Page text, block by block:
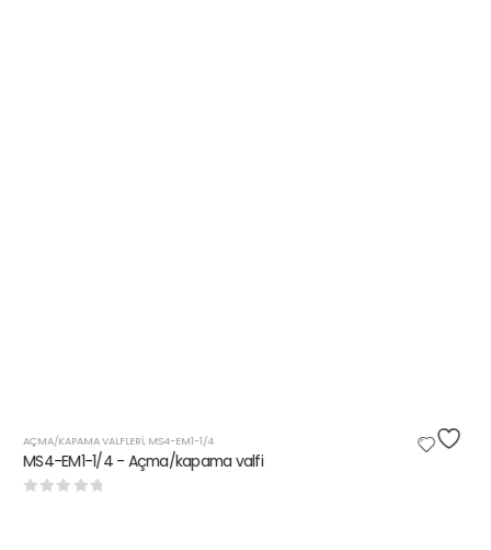
AÇMA/KAPAMA VALFLERI, MS4-EM1-1/4
MS4-EM1-1/4 - Açma/kapama valfi